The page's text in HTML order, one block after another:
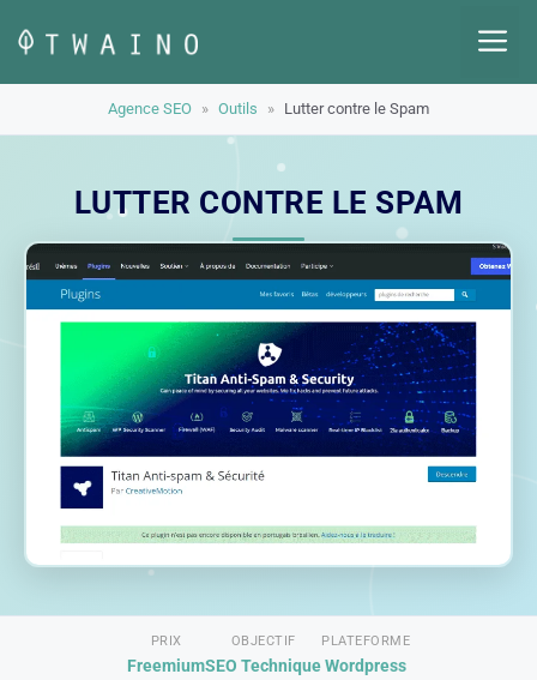
au
contenu
Agence SEO » Outils » Lutter contre le Spam
LUTTER CONTRE LE SPAM
PRIX
Freemium
OBJECTIF
SEO Technique
PLATEFORME
Wordpress